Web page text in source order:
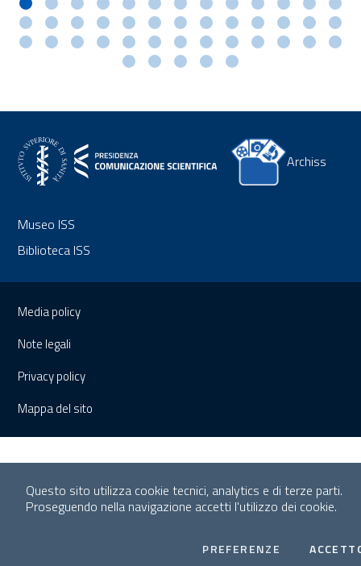
Archiss
Museo ISS
Biblioteca ISS
Media policy
Note legali
Privacy policy
Mappa del sito
Questo sito utilizza cookie tecnici, analytics e di terze parti.
Proseguendo nella navigazione accetti l'utilizzo dei cookie.
PREFERENZE COOKIES